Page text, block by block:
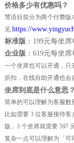
价格多少有优惠吗？
莺语目前分为两个付费版
见 https://
标准版 ：199元每坐
企业版 ：619元每坐
一个坐席也可以开通，只
折扣，在线自助开通也会
坐席到底是什么意思？
简单的可以理解为客服数
比如需要 3 位客服接待
版」3 个坐席就需要 597
复杂一点可以理解为「可